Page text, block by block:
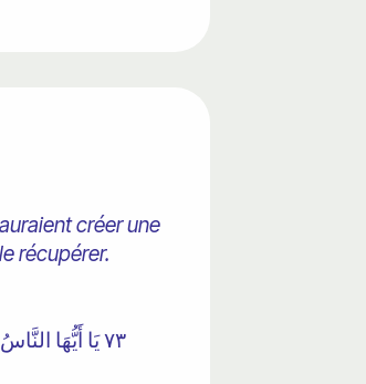
créer une
récupérer.
٧٣ يَا أَيُّهَا